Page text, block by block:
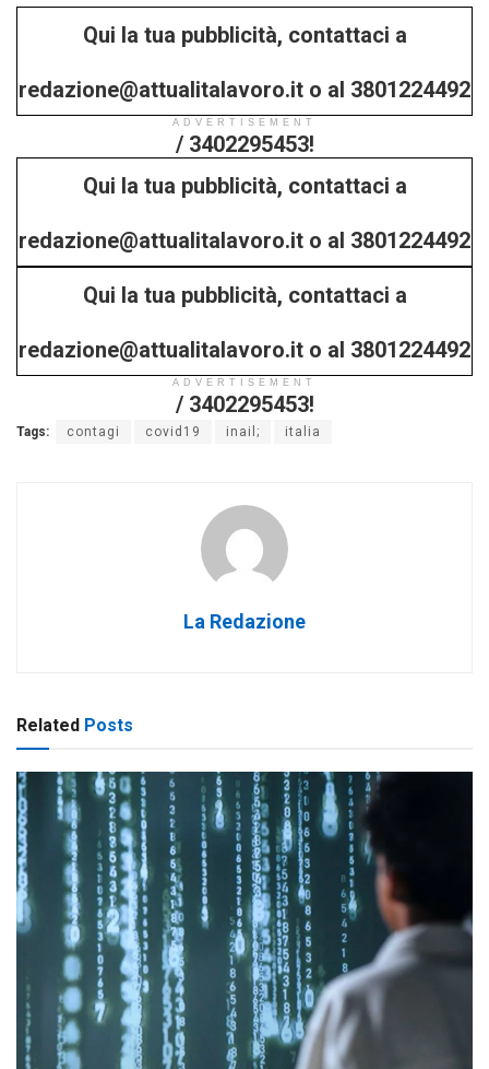
Qui la tua pubblicità, contattaci a
redazione@attualitalavoro.it o al 3801224492
/ 3402295453!
ADVERTISEMENT
Qui la tua pubblicità, contattaci a
redazione@attualitalavoro.it o al 3801224492
/ 3402295453!
Qui la tua pubblicità, contattaci a
redazione@attualitalavoro.it o al 3801224492
/ 3402295453!
ADVERTISEMENT
Tags: contagi covid19 inail; italia
La Redazione
Related Posts